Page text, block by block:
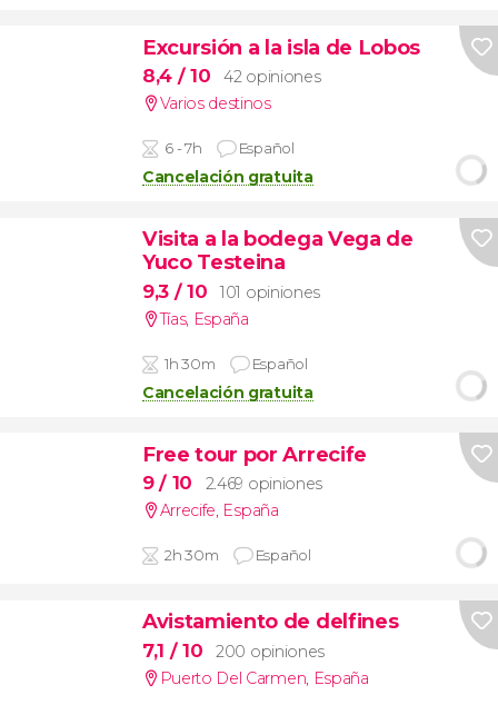
Excursión a la isla de Lobos
8,4 / 10
42 opiniones
Varios destinos
6 - 7h Español
Cancelación gratuita
Visita a la bodega Vega de
Yuco Testeina
9,3 / 10
101 opiniones
Tías, España
1h 30m Español
Cancelación gratuita
Free tour por Arrecife
9/ 10
2.469 opiniones
Arrecife, España
2h 30m Español
Avistamiento de delfines
7,1 / 10
200 opiniones
Puerto Del Carmen, España